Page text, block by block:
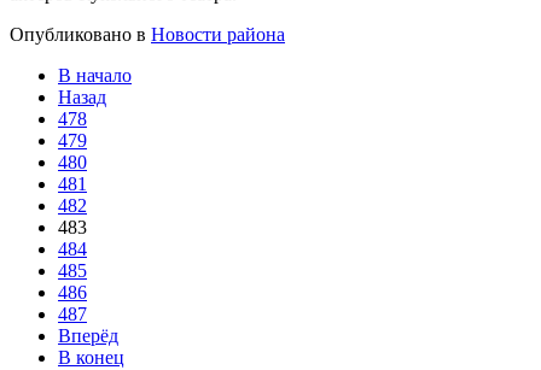
Опубликовано в Новости района
В начало
Назад
478
479
480
481
482
483
484
485
486
487
Вперёд
В конец